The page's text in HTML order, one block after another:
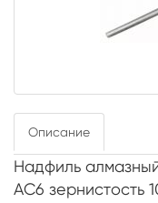
Описание
Надфиль
АС6 зернистость